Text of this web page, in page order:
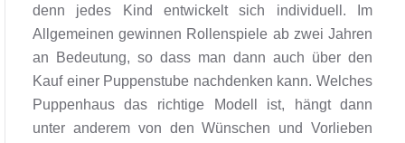
denn jedes Kind entwickelt sich individuell. Im
Allgemeinen gewinnen Rollenspiele ab zwei Jahren
an Bedeutung, so dass man dann auch über den
Kauf einer Puppenstube nachdenken kann. Welches
Puppenhaus das richtige Modell ist, hängt dann
unter anderem von den Wünschen und Vorlieben